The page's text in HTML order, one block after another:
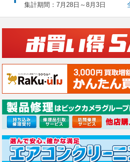
集計期間：7月28日～8月3日